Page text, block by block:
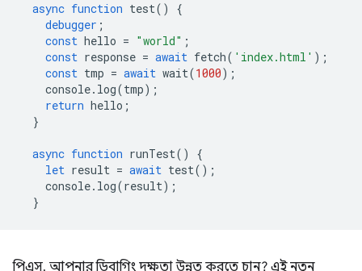
async function test()
{
debugger ;
const hello = "world" ;
const response = await fetch( 'index.html' );
const tmp = await wait(1000);
console. log(tmp);
return hello ;
}
async function runTest()
{
let result = await test();
console. log(result);
}
পিএস, আপনার ডিবাগিং দক্ষতা উন্নত করতে চান? এই নতুন